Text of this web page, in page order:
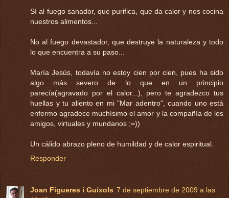
Sí al fuego sanador, que purifica, que da calor y nos cocina
nuestros alimentos...
No al fuego devastador, que destruye la naturaleza y todo
lo que encuentra a su paso...
María Jesús, todavía no estoy cien por cien, pues ha sido
algo más severo de lo que en un principio
parecía(agravado por el calor...), pero te agradezco tus
huellas y tu aliento en mi "Mar adentro", cuando uno está
enfermo agradece muchísimo el amor y la compañía de los
amigos, virtuales y mundanos ;=))
Un cálido abrazo pleno de humildad y de calor espiritual.
Responder
Joan Figueres i Guíxols 7 de septiembre de 2009 a las